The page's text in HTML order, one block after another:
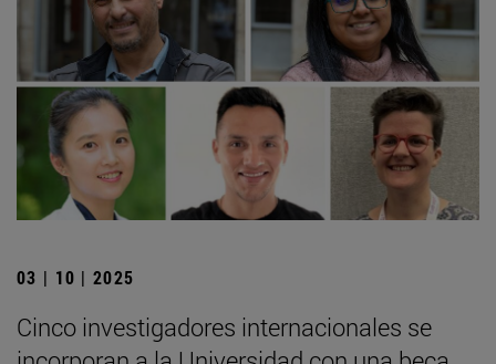
03 | 10 | 2025
Cinco investigadores internacionales se